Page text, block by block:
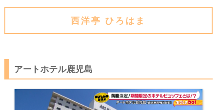
西洋亭 ひろはま
アートホテル鹿児島